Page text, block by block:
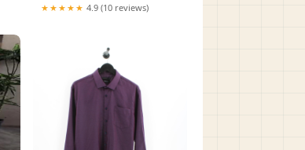
★★★★★ 4.9 (10 reviews)